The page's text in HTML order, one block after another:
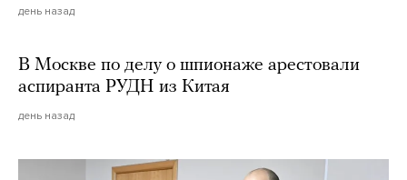
день назад
В Москве по делу о шпионаже арестовали
аспиранта РУДН из Китая
день назад